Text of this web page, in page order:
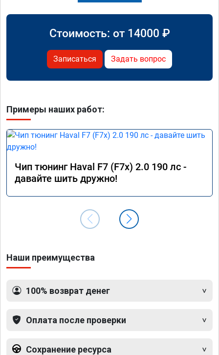
Стоимость: от 14000 ₽
Записаться Задать вопрос
Примеры наших работ:
Чип тюнинг Haval F7 (F7x) 2.0 190 лс -
давайте шить дружно!
Наши преимущества
100% возврат денег
Оплата после проверки
Сохранение ресурса